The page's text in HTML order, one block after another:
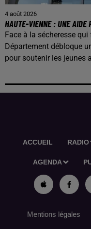
4 août 2026
HAUTE-VIENNE : UNE AIDE
Face à la sécheresse
Département débloque
pour soutenir les jeunes
ACCUEIL RADIO
AGENDA
Mentions légales